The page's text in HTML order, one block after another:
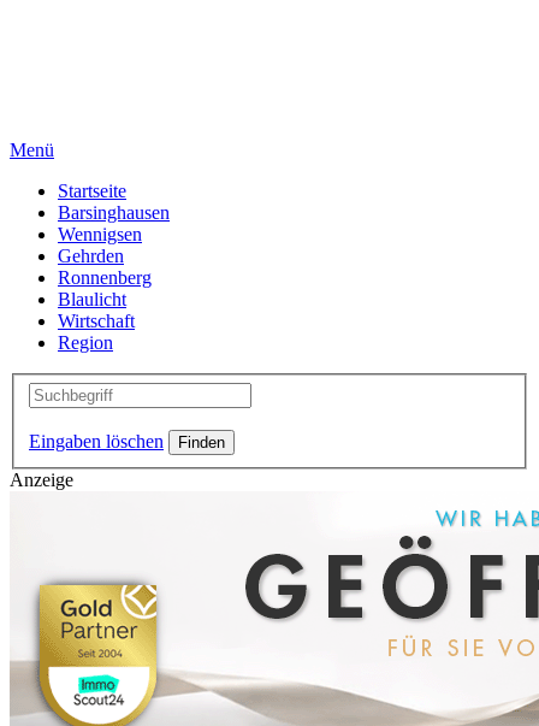
Menü
Startseite
Barsinghausen
Wennigsen
Gehrden
Ronnenberg
Blaulicht
Wirtschaft
Region
Eingaben löschen
Anzeige